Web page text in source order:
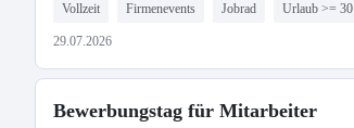
Vollzeit Firmenevents Jobrad Urlaub >= 30
29.07.2026
Bewerbungstag für Mitarbeiter